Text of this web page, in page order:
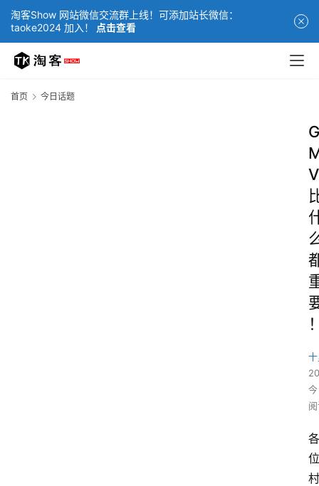
淘客Show 网站微信交流群上线！可添加站长微信：
taoke2024 加入！
点击查看
首页 今日话题
G
V
各
位
村